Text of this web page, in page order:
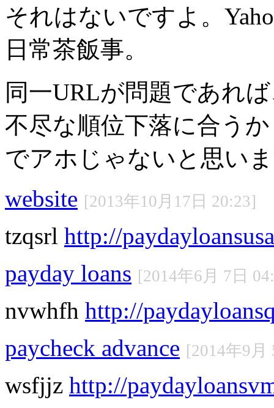
それはないですよ。
日常茶飯事。
同一URLが問題であれ
不尽な順位下落に合う
でアホじゃないと思い
website [2013年10月17日 20:23]
tzqsrl http://
payday loans [2014年6月 7日
nvwhfh http://
paycheck advance [2014年9月
wsfjjz http://